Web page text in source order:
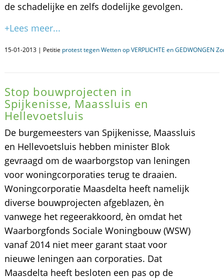
de schadelijke en zelfs dodelijke gevolgen.
+Lees meer...
15-01-2013 | Petitie protest tegen Wetten op VERPLICHTE en GEDWONGEN
Stop bouwprojecten in
Spijkenisse, Maassluis en
Hellevoetsluis
De burgemeesters van Spijkenisse, Maassluis
en Hellevoetsluis hebben minister Blok
gevraagd om de waarborgstop van leningen
voor woningcorporaties terug te draaien.
Woningcorporatie Maasdelta heeft namelijk
diverse bouwprojecten afgeblazen, èn
vanwege het regeerakkoord, èn omdat het
Waarborgfonds Sociale Woningbouw (WSW)
vanaf 2014 niet meer garant staat voor
nieuwe leningen aan corporaties. Dat
Maasdelta heeft besloten een pas op de